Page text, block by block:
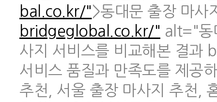
bal.co.kr/">동대문 출장 마
bridgeglobal.co.kr/" alt="동
사지 서비스를 비교해본 결과
서비스 품질과 만족도를 제공
추천, 서울 출장 마사지 추천,